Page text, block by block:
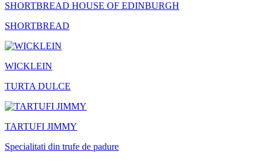
SHORTBREAD HOUSE OF EDINBURGH
SHORTBREAD
WICKLEIN
TURTA DULCE
TARTUFI JIMMY
Specialitati din trufe de padure